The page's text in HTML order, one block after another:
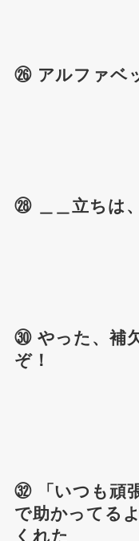
㉖ アルファベ
㉘ ＿＿立ちは
㉚ やった、補
ぞ！
㉜ 「いつも頑
で助かってる
くれた